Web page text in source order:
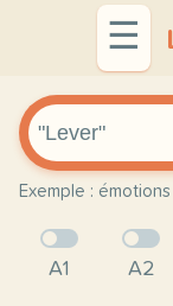
☰
Exemple :
A1 A2